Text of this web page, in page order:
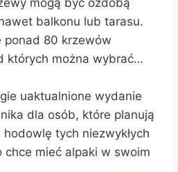
balkonu lub tarasu.
ponad 80 krzewów
których można wybrać…
uaktualnione wydanie
dla osób, które planują
tych niezwykłych
chce mieć alpaki w swoim